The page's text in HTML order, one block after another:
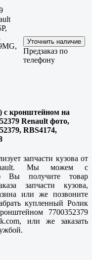
Предзаказ по
телефону
с кронштейном на
Renault фото,
RBS4174,
запчасти кузова от
Мы можем с
Вы получите товар
запчасти кузова,
или же позвоните
купленный Ролик
7700352379
или же заказать